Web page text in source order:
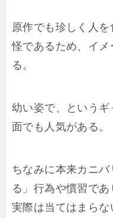
原作でも珍しく人
怪であるため、イ
る。
幼い姿で、という
面でも人気がある。
ちなみに本来カニ
る」行為や慣習で
実際は当てはまらな